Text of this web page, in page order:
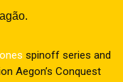
spinoff series and
Aegon’s Conquest